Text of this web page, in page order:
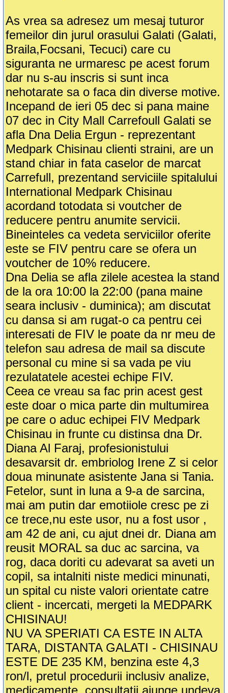
As vrea sa adresez um mesaj tuturor
femeilor din jurul orasului Galati (Galati,
Braila,Focsani, Tecuci) care cu
siguranta ne urmaresc pe acest forum
dar nu s-au inscris si sunt inca
nehotarate sa o faca din diverse motive.
Incepand de ieri 05 dec si pana maine
07 dec in City Mall Carrefoull Galati se
afla Dna Delia Ergun - reprezentant
Medpark Chisinau clienti straini, are un
stand chiar in fata caselor de marcat
Carrefull, prezentand serviciile spitalului
International Medpark Chisinau
acordand totodata si voutcher de
reducere pentru anumite servicii.
Bineinteles ca vedeta serviciilor oferite
este se FIV pentru care se ofera un
voutcher de 10% reducere.
Dna Delia se afla zilele acestea la stand
de la ora 10:00 la 22:00 (pana maine
seara inclusiv - duminica); am discutat
cu dansa si am rugat-o ca pentru cei
interesati de FIV le poate da nr meu de
telefon sau adresa de mail sa discute
personal cu mine si sa vada pe viu
rezulatatele acestei echipe FIV.
Ceea ce vreau sa fac prin acest gest
este doar o mica parte din multumirea
pe care o aduc echipei FIV Medpark
Chisinau in frunte cu distinsa dna Dr.
Diana Al Faraj, profesionistului
desavarsit dr. embriolog Irene Z si celor
doua minunate asistente Jana si Tania.
Fetelor, sunt in luna a 9-a de sarcina,
mai am putin dar emotiiole cresc pe zi
ce trece,nu este usor, nu a fost usor ,
am 42 de ani, cu ajut dnei dr. Diana am
reusit MORAL sa duc ac sarcina, va
rog, daca doriti cu adevarat sa aveti un
copil, sa intalniti niste medici minunati,
un spital cu niste valori orientate catre
client - incercati, mergeti la MEDPARK
CHISINAU!
NU VA SPERIATI CA ESTE IN ALTA
TARA, DISTANTA GALATI - CHISINAU
ESTE DE 235 KM, benzina este 4,3
ron/l, pretul procedurii inclusiv analize,